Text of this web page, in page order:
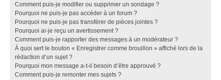
Comment puis-je modifier ou supprimer un sondage ?
Pourquoi ne puis-je pas accéder à un forum ?
Pourquoi ne puis-je pas transférer de pièces jointes ?
Pourquoi ai-je reçu un avertissement ?
Comment puis-je rapporter des messages à un modérateur ?
À quoi sert le bouton « Enregistrer comme brouillon » affiché lors de la
rédaction d’un sujet ?
Pourquoi mon message a-t-il besoin d’être approuvé ?
Comment puis-je remonter mes sujets ?